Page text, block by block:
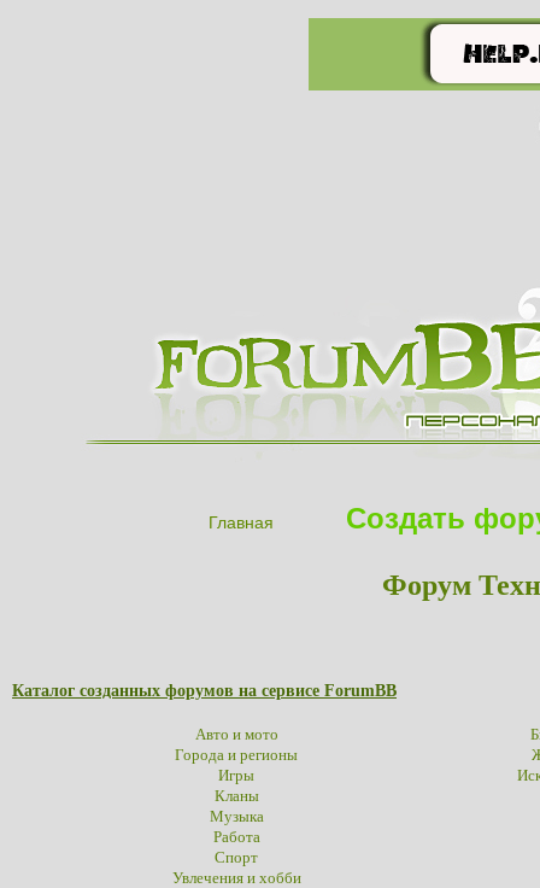
Главная Создать
Форум
Каталог созданных форумов на сервисе ForumBB
Авто и мото
Города и регионы
Игры
Кланы
Музыка
Работа
Спорт
Увлечения и хобби